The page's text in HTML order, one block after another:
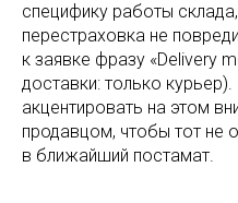
специфику работы
перестраховка не
к заявке фразу «Delivery
доставки: только
акцентировать на этом
продавцом, чтобы тот не
в ближайший постамат.